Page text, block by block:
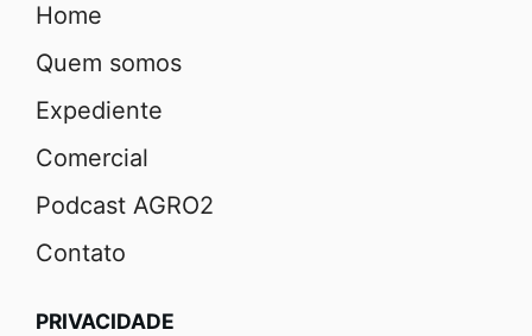
Home
Quem somos
Expediente
Comercial
Podcast AGRO2
Contato
PRIVACIDADE